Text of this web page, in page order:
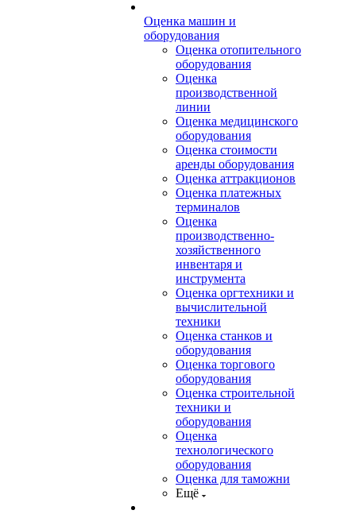
Оценка машин и
оборудования
Оценка отопительного
оборудования
Оценка
производственной
линии
Оценка медицинского
оборудования
Оценка стоимости
аренды оборудования
Оценка аттракционов
Оценка платежных
терминалов
Оценка
производственно-
хозяйственного
инвентаря и
инструмента
Оценка оргтехники и
вычислительной
техники
Оценка станков и
оборудования
Оценка торгового
оборудования
Оценка строительной
техники и
оборудования
Оценка
технологического
оборудования
Оценка для таможни
Ещё